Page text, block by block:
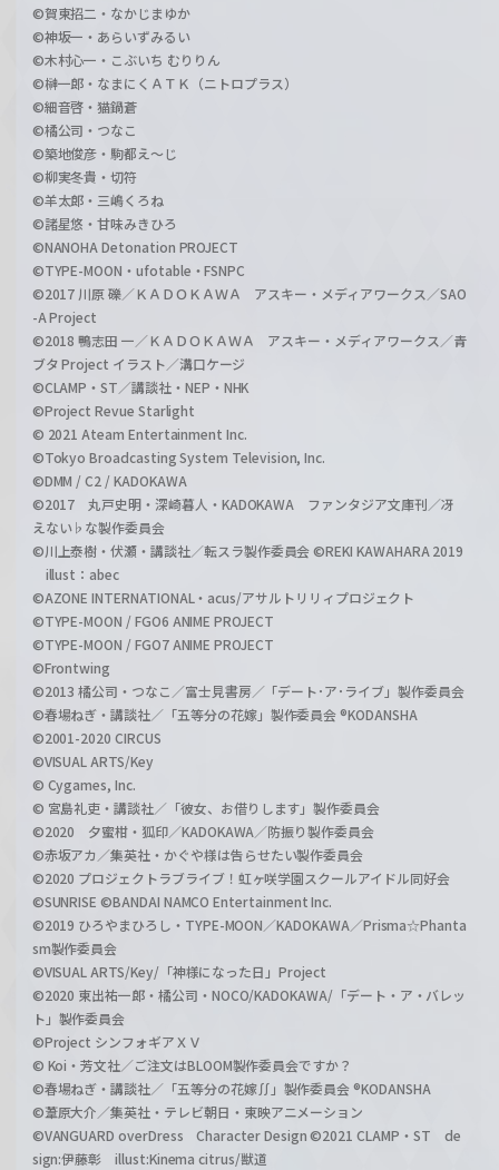
©賀東招二・なかじまゆか
©神坂一・あらいずみるい
©木村心一・こぶいち むりりん
©榊一郎・なまにくＡＴＫ（ニトロプラス）
©細音啓・猫鍋蒼
©橘公司・つなこ
©築地俊彦・駒都え～じ
©柳実冬貴・切符
©羊太郎・三嶋くろね
©諸星悠・甘味みきひろ
©NANOHA Detonation PROJECT
©TYPE-MOON・ufotable・FSNPC
©2017 川原 礫／ＫＡＤＯＫＡＷＡ アスキー・メディアワークス／SAO
-A Project
©2018 鴨志田 一／ＫＡＤＯＫＡＷＡ アスキー・メディアワークス／青
ブタ Project イラスト／溝口ケージ
©CLAMP・ST／講談社・NEP・NHK
©Project Revue Starlight
© 2021 Ateam Entertainment Inc.
©Tokyo Broadcasting System Television, Inc.
©DMM / C2 / KADOKAWA
©2017 丸戸史明・深崎暮人・KADOKAWA ファンタジア文庫刊／冴
えない♭な製作委員会
©川上泰樹・伏瀬・講談社／転スラ製作委員会 ©REKI KAWAHARA 2019
illust：abec
©AZONE INTERNATIONAL・acus/アサルトリリィプロジェクト
©TYPE-MOON / FGO6 ANIME PROJECT
©TYPE-MOON / FGO7 ANIME PROJECT
©Frontwing
©2013 橘公司・つなこ／富士見書房／「デート･ア･ライブ」製作委員会
©春場ねぎ・講談社／「五等分の花嫁」製作委員会 ®KODANSHA
©2001-2020 CIRCUS
©VISUAL ARTS/Key
© Cygames, Inc.
© 宮島礼吏・講談社／「彼女、お借りします」製作委員会
©2020 夕蜜柑・狐印／KADOKAWA／防振り製作委員会
©赤坂アカ／集英社・かぐや様は告らせたい製作委員会
©2020 プロジェクトラブライブ！虹ヶ咲学園スクールアイドル同好会
©SUNRISE ©BANDAI NAMCO Entertainment Inc.
©2019 ひろやまひろし・TYPE-MOON／KADOKAWA／Prisma☆Phanta
sm製作委員会
©VISUAL ARTS/Key/「神様になった日」Project
©2020 東出祐一郎・橘公司・NOCO/KADOKAWA/「デート・ア・バレッ
ト」製作委員会
©Project シンフォギアＸＶ
© Koi・芳文社／ご注文はBLOOM製作委員会ですか？
©春場ねぎ・講談社／「五等分の花嫁∬」製作委員会 ®KODANSHA
©葦原大介／集英社・テレビ朝日・東映アニメーション
©VANGUARD overDress Character Design ©2021 CLAMP・ST de
sign:伊藤彰 illust:Kinema citrus/獣道